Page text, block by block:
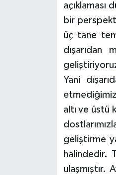
bir
üç tane
dışarıdan
Yani
altı ve üstü
geliştirme
halindedir.
ulaşmıştır.